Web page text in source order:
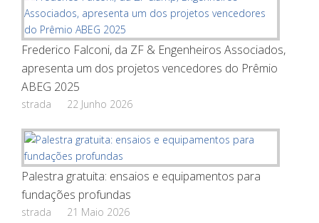
Frederico Falconi, da ZF & Engenheiros Associados,
apresenta um dos projetos vencedores do Prêmio
ABEG 2025
strada 22 Junho 2026
Palestra gratuita: ensaios e equipamentos para
fundações profundas
strada 21 Maio 2026